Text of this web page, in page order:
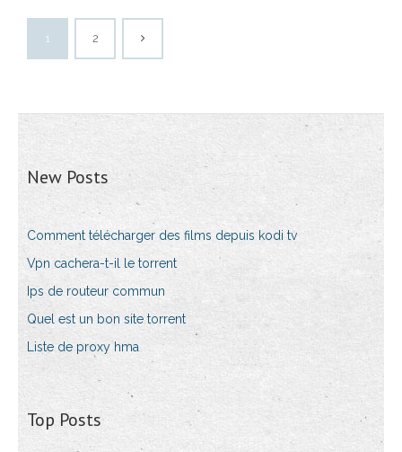
1 2
New Posts
Comment télécharger des films depuis kodi tv
Vpn cachera-t-il le torrent
Ips de routeur commun
Quel est un bon site torrent
Liste de proxy hma
Top Posts